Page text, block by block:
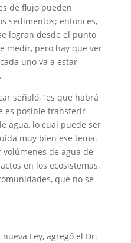
de flujo pueden
sedimentos; entonces,
logran desde el punto
medir, pero hay que ver
uno va a estar
señaló, “es que habrá
es posible transferir
agua, lo cual puede ser
muy bien ese tema.
de agua de
en los ecosistemas,
que no se
Ley, agregó el Dr.